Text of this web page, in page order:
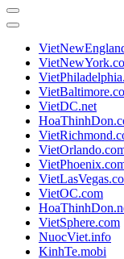
VietDC.net
VietOC.com
VietSphere.com
NuocViet.info
KinhTe.mobi